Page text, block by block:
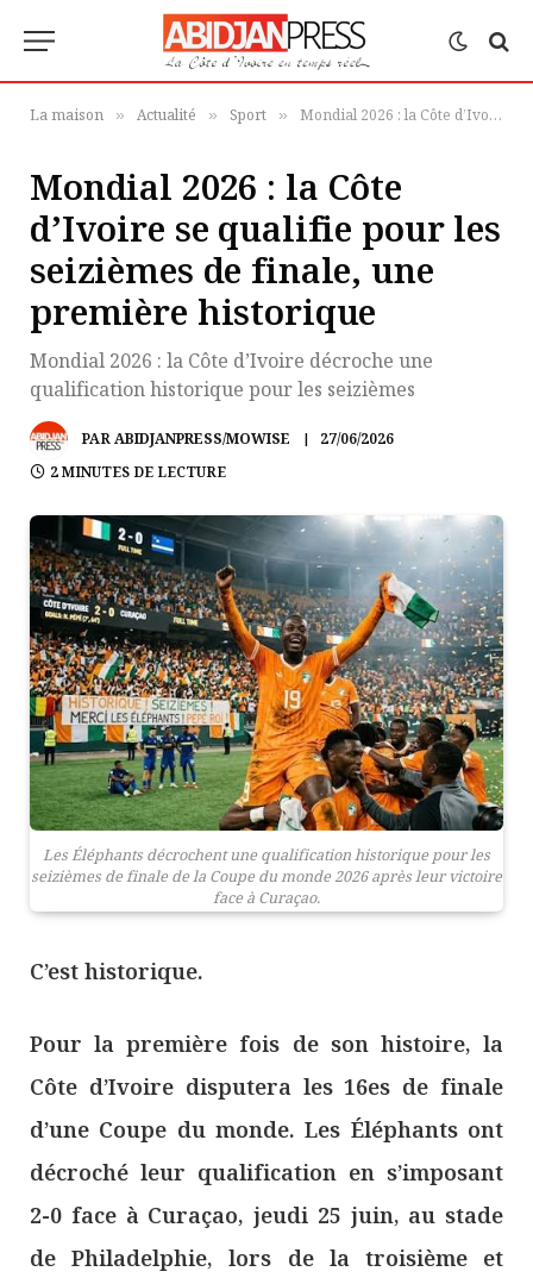
La maison » Actualité » Sport » Mondial 2026 : la Côte d’Ivoire se qualifie pour les seizièmes de finale, une première historique
Mondial 2026 : la Côte
d’Ivoire se qualifie pour les
seizièmes de finale, une
première historique
Mondial 2026 : la Côte d’Ivoire décroche une
qualification historique pour les seizièmes
PARABIDJANPRESS/MOWISE
27/06/2026
2 MINUTES DE LECTURE
Les Éléphants décrochent une qualification historique pour les
seizièmes de finale de la Coupe du monde 2026 après leur victoire
face à Curaçao.
C’est historique.
Pour la première fois de son histoire, la
Côte d’Ivoire disputera les 16es de finale
d’une Coupe du monde. Les Éléphants ont
décroché leur qualification en s’imposant
2-0 face à Curaçao, jeudi 25 juin, au stade
de Philadelphie, lors de la troisième et